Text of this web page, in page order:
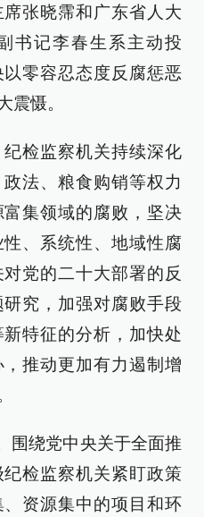
张晓霈和广东省人大
书记李春生系主动投
零容忍态度反腐惩恶
震慑。
检监察机关持续深化
法、粮食购销等权力
集领域的腐败，坚决
、系统性、地域性腐
党的二十大部署的反
究，加强对腐败手段
特征的分析，加快处
推动更加有力遏制增
围绕党中央关于全面推
检监察机关紧盯政策
资源集中的项目和环